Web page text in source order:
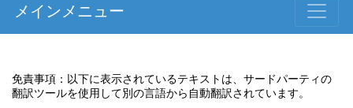
メインメニュー
免責事項：以下に表示されているテキストは、サードパーティの
翻訳ツールを使用して別の言語から自動翻訳されています。